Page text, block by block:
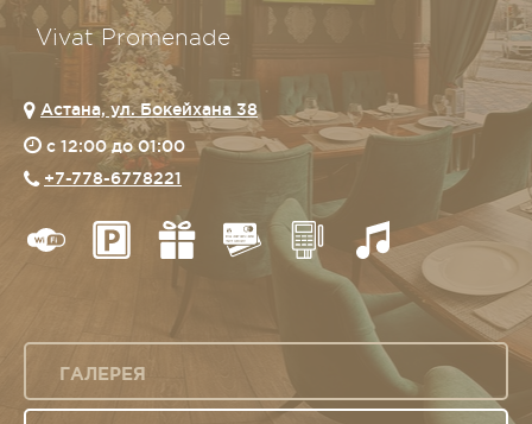
Vivat Promenade
Астана, ул. Бокейхана 38
c 12:00 до 01:00
+7-778-6778221
ГАЛЕРЕЯ